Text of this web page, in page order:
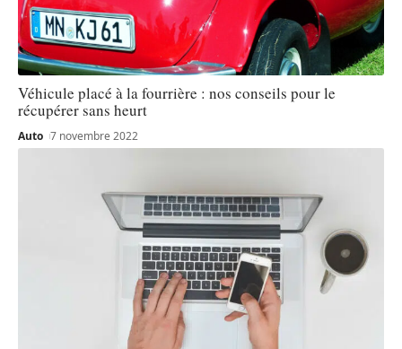
Véhicule placé à la fourrière : nos conseils pour le
récupérer sans heurt
Auto 7 novembre 2022